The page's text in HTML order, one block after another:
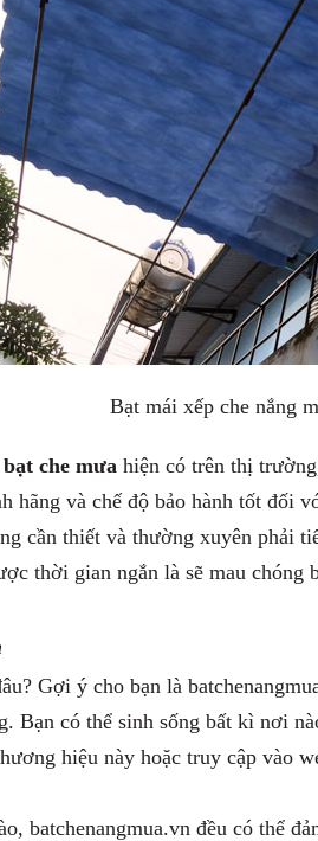
Bạt mái xếp che nắng
bạt che mưa hiện có trên thị
hãng và chế độ bảo hành tốt đối
cần thiết và thường xuyên phải
thời gian ngắn là sẽ mau
Gợi ý cho bạn là
Bạn có thể sinh sống bất kì nơi
hiệu này hoặc truy cập vào
batchenangmua.vn đều có thể